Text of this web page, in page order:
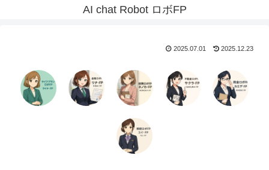
AI chat Robot ロボFP
2025.07.01 2025.12.23